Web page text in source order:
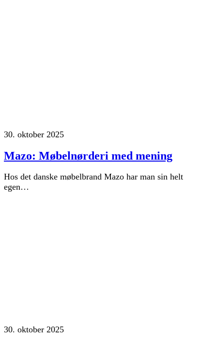
30. oktober 2025
Mazo: Møbelnørderi med mening
Hos det danske møbelbrand Mazo har man sin helt
egen…
30. oktober 2025